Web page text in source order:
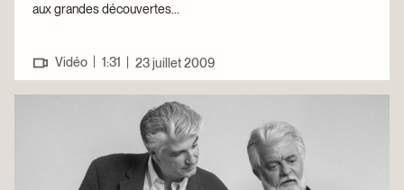
aux grandes découvertes...
Vidéo 1:31 23 juillet 2009